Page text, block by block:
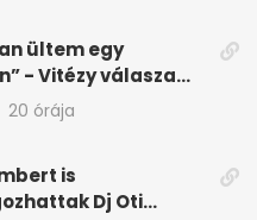
ültem egy
- Vitézy válasza
Balázs „nagy
20 órája
is
Dj Oti